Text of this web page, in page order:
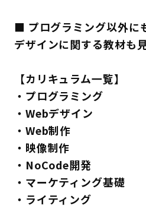
■ プログラミング以外に
デザインに関する教材も
【カリキュラム一覧】
・プログラミング
・Webデザイン
・Web制作
・映像制作
・NoCode開発
・マーケティング基礎
・ライティング